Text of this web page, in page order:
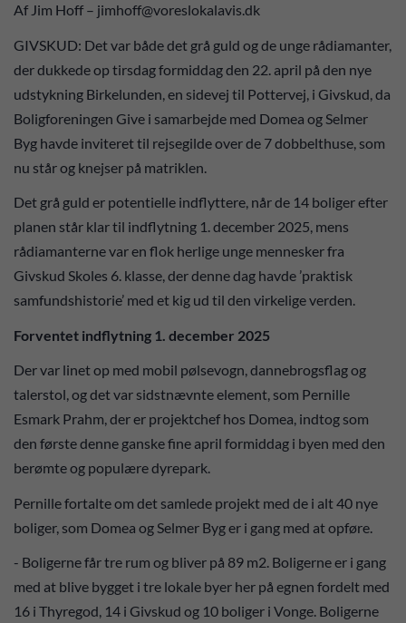
Af Jim Hoff – jimhoff@voreslokalavis.dk
GIVSKUD: Det var både det grå guld og de unge rådiamanter,
der dukkede op tirsdag formiddag den 22. april på den nye
udstykning Birkelunden, en sidevej til Pottervej, i Givskud, da
Boligforeningen Give i samarbejde med Domea og Selmer
Byg havde inviteret til rejsegilde over de 7 dobbelthuse, som
nu står og knejser på matriklen.
Det grå guld er potentielle indflyttere, når de 14 boliger efter
planen står klar til indflytning 1. december 2025, mens
rådiamanterne var en flok herlige unge mennesker fra
Givskud Skoles 6. klasse, der denne dag havde ’praktisk
samfundshistorie’ med et kig ud til den virkelige verden.
Forventet indflytning 1. december 2025
Der var linet op med mobil pølsevogn, dannebrogsflag og
talerstol, og det var sidstnævnte element, som Pernille
Esmark Prahm, der er projektchef hos Domea, indtog som
den første denne ganske fine april formiddag i byen med den
berømte og populære dyrepark.
Pernille fortalte om det samlede projekt med de i alt 40 nye
boliger, som Domea og Selmer Byg er i gang med at opføre.
- Boligerne får tre rum og bliver på 89 m2. Boligerne er i gang
med at blive bygget i tre lokale byer her på egnen fordelt med
16 i Thyregod, 14 i Givskud og 10 boliger i Vonge. Boligerne